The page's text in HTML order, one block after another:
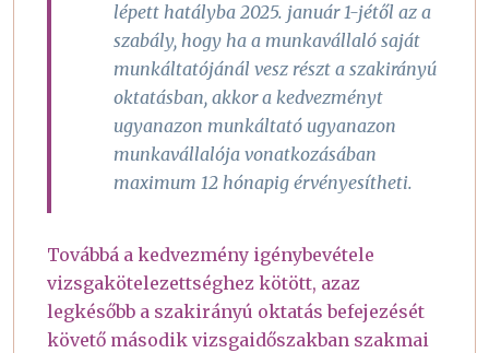
lépett hatályba 2025. január 1-jétől az a
szabály, hogy ha a munkavállaló saját
munkáltatójánál vesz részt a szakirányú
oktatásban, akkor a kedvezményt
ugyanazon munkáltató ugyanazon
munkavállalója vonatkozásában
maximum 12 hónapig érvényesítheti.
Továbbá a kedvezmény igénybevétele
vizsgakötelezettséghez kötött, azaz
legkésőbb a szakirányú oktatás befejezését
követő második vizsgaidőszakban szakmai